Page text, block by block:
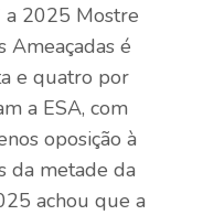
a 2025 Mostre
Ameaçadas é
e quatro por
a ESA, com
oposição à
da metade da
achou que a